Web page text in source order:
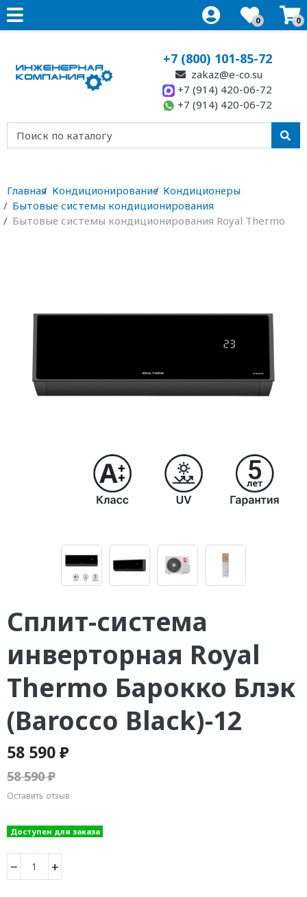
0 0
+7 (800) 101-85-72
zakaz@e-co.su
+7 (914) 420-06-72
+7 (914) 420-06-72
Главная Кондиционирование Кондиционеры
Бытовые системы кондиционирования
Бытовые системы кондиционирования Royal Thermo
Сплит-система
инверторная Royal
Thermo Барокко Блэк
(Barocco Black)-12
58 590 ₽
58 590 ₽
Оставить отзыв
Доступен для заказа
− +